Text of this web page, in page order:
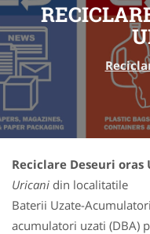
Reciclare Deseuri oras
Uricani din localitatile
Baterii Uzate-
acumulatori uzati (DBA)